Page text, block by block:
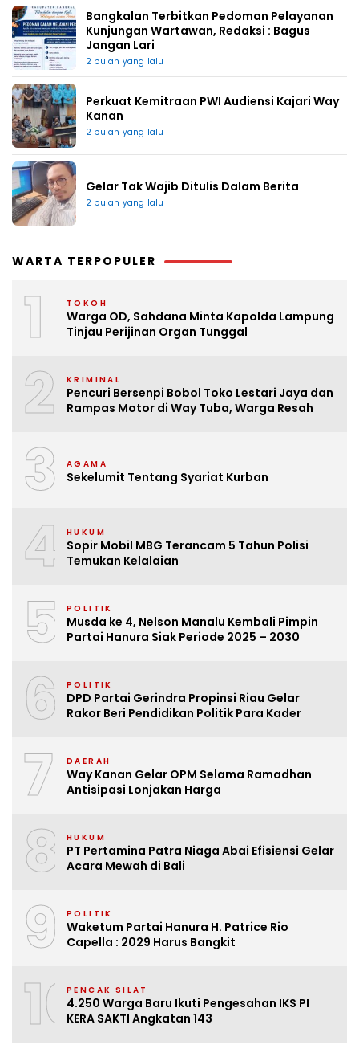
Bangkalan Terbitkan Pedoman Pelayanan
Kunjungan Wartawan, Redaksi : Bagus
Jangan Lari
2 bulan yang lalu
Perkuat Kemitraan PWI Audiensi Kajari Way
Kanan
2 bulan yang lalu
Gelar Tak Wajib Ditulis Dalam Berita
2 bulan yang lalu
WARTA TERPOPULER
1 TOKOH
Warga OD, Sahdana Minta Kapolda Lampung
Tinjau Perijinan Organ Tunggal
2 KRIMINAL
Pencuri Bersenpi Bobol Toko Lestari Jaya dan
Rampas Motor di Way Tuba, Warga Resah
3 AGAMA
Sekelumit Tentang Syariat Kurban
4 HUKUM
Sopir Mobil MBG Terancam 5 Tahun Polisi
Temukan Kelalaian
5 POLITIK
Musda ke 4, Nelson Manalu Kembali Pimpin
Partai Hanura Siak Periode 2025 – 2030
6 POLITIK
DPD Partai Gerindra Propinsi Riau Gelar
Rakor Beri Pendidikan Politik Para Kader
7 DAERAH
Way Kanan Gelar OPM Selama Ramadhan
Antisipasi Lonjakan Harga
8 HUKUM
PT Pertamina Patra Niaga Abai Efisiensi Gelar
Acara Mewah di Bali
9 POLITIK
Waketum Partai Hanura H. Patrice Rio
Capella : 2029 Harus Bangkit
10PENCAK SILAT
4.250 Warga Baru Ikuti Pengesahan IKS PI
KERA SAKTI Angkatan 143